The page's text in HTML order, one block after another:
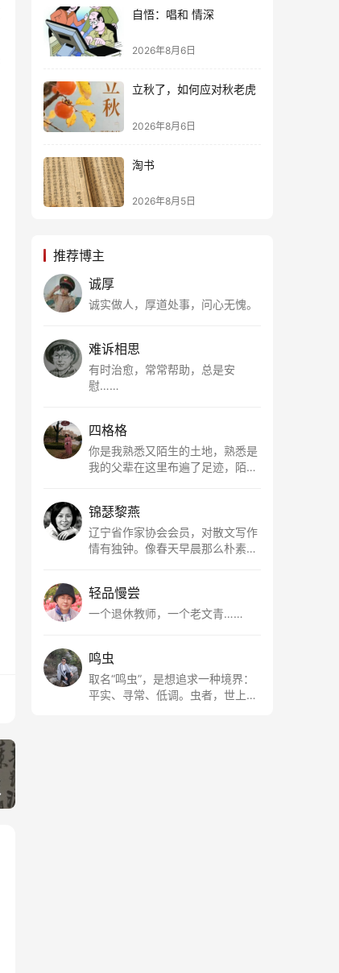
自悟：唱和 情深
2026年8月6日
立秋了，如何应对秋老虎
2026年8月6日
淘书
2026年8月5日
推荐博主
诚厚
诚实做人，厚道处事，问心无愧。
难诉相思
有时治愈，常常帮助，总是安
慰……
四格格
你是我熟悉又陌生的土地，熟悉是
我的父辈在这里布遍了足迹，陌生
根所在，我用文字慢慢认识你、慢
慢熟悉你。
锦瑟黎燕
辽宁省作家协会会员，对散文写作
情有独钟。像春天早晨那么朴素，
轻品慢尝
一个退休教师，一个老文青……
鸣虫
取名“鸣虫”，是想追求一种境界：
平实、寻常、低调。虫者，世上最